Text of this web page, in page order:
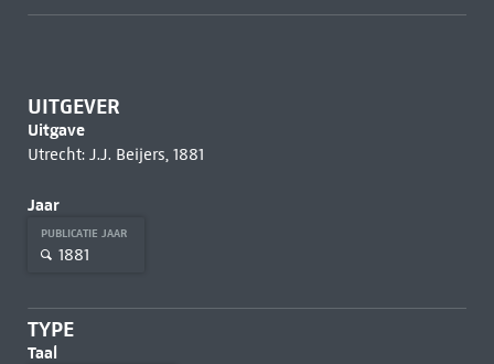
UITGEVER
Uitgave
Utrecht: J.J. Beijers, 1881
Jaar
PUBLICATIE JAAR
1881
TYPE
Taal